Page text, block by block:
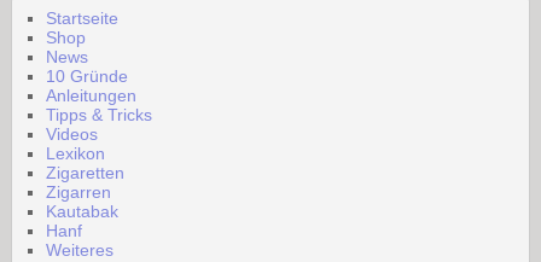
Startseite
Shop
News
10 Gründe
Anleitungen
Tipps & Tricks
Videos
Lexikon
Zigaretten
Zigarren
Kautabak
Hanf
Weiteres